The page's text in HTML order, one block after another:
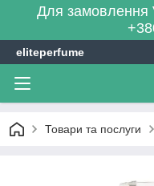
Для замовлення
eliteperfume
Товари та послуги